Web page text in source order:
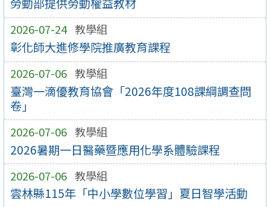
2026-07-24 教學組
彰化師大進修學院推廣教育課程
2026-07-06 教學組
臺灣一滴優教育協會「2026年度108課綱調查問
卷」
2026-07-06 教學組
2026暑期一日醫藥暨應用化學系體驗課程
2026-07-06 教學組
雲林縣115年「中小學數位學習」夏日智學活動